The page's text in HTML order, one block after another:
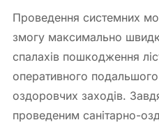
Проведення системних
змогу максимально
спалахів пошкодження
оперативного
оздоровчих заходів.
проведеним санітарно-